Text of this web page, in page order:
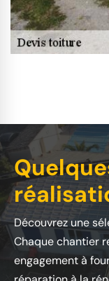
Découvrez une
Chaque chantier
engagement à